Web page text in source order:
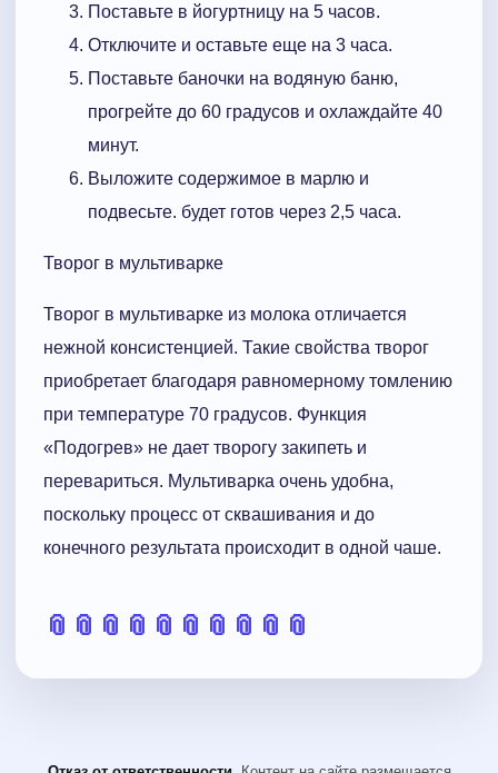
Поставьте в йогуртницу на 5 часов.
Отключите и оставьте еще на 3 часа.
Поставьте баночки на водяную баню,
прогрейте до 60 градусов и охлаждайте 40
минут.
Выложите содержимое в марлю и
подвесьте. будет готов через 2,5 часа.
Творог в мультиварке
Творог в мультиварке из молока отличается
нежной консистенцией. Такие свойства творог
приобретает благодаря равномерному томлению
при температуре 70 градусов. Функция
«Подогрев» не дает творогу закипеть и
перевариться. Мультиварка очень удобна,
поскольку процесс от сквашивания и до
конечного результата происходит в одной чаше.
📎 📎 📎 📎 📎 📎 📎 📎 📎 📎